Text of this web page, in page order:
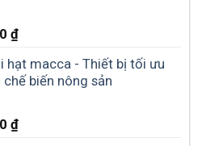
₫
hạt macca - Thiết bị tối ưu
biến nông sản
₫